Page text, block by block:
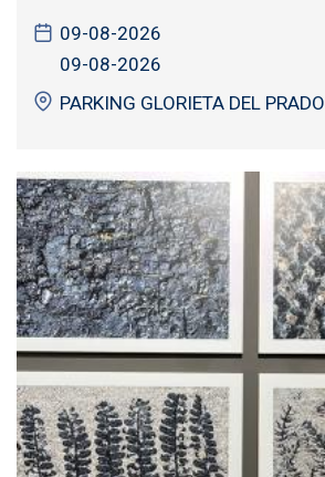
09-08-2026
09-08-2026
PARKING GLORIETA DEL PRADO